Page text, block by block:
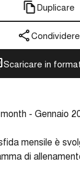
Duplicare
Condividere
Scaricare in
- Gennaio
mensile è
di